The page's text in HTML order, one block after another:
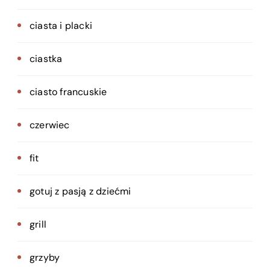
ciasta i placki
ciastka
ciasto francuskie
czerwiec
fit
gotuj z pasją z dziećmi
grill
grzyby